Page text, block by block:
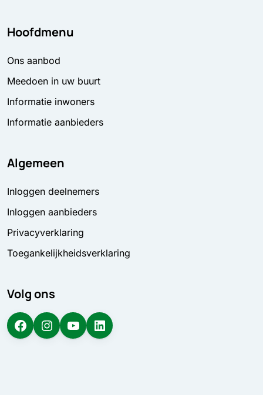
Hoofdmenu
Ons aanbod
Meedoen in uw buurt
Informatie inwoners
Informatie aanbieders
Algemeen
Inloggen deelnemers
Inloggen aanbieders
Privacyverklaring
Toegankelijkheidsverklaring
Volg ons
Facebook Instagram YouTube LinkedIn